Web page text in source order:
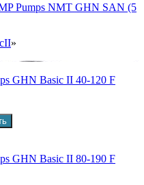
Pumps NMT GHN SAN (5
»
GHN Basic II 40-120 F
GHN Basic II 80-190 F